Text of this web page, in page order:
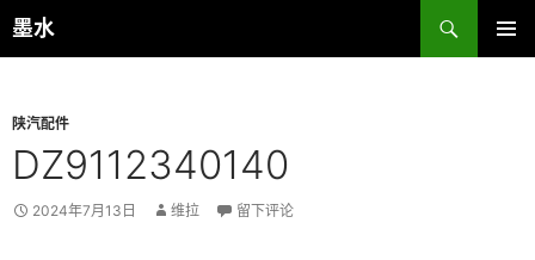
跳
至
墨水
搜
索
陕汽配件
DZ9112340140
2024年7月13日 维拉 留下评论